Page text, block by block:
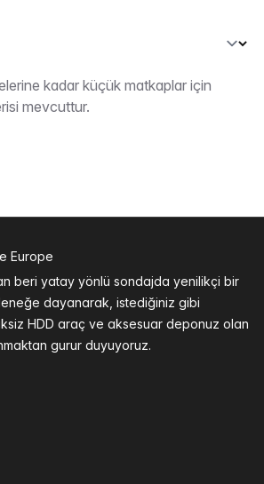
kadar küçük matkaplar için
mevcuttur.
beri yatay yönlü sondajda yenilikçi bir
dayanarak, istediğiniz gibi
HDD araç ve aksesuar deponuz olan
gurur duyuyoruz.